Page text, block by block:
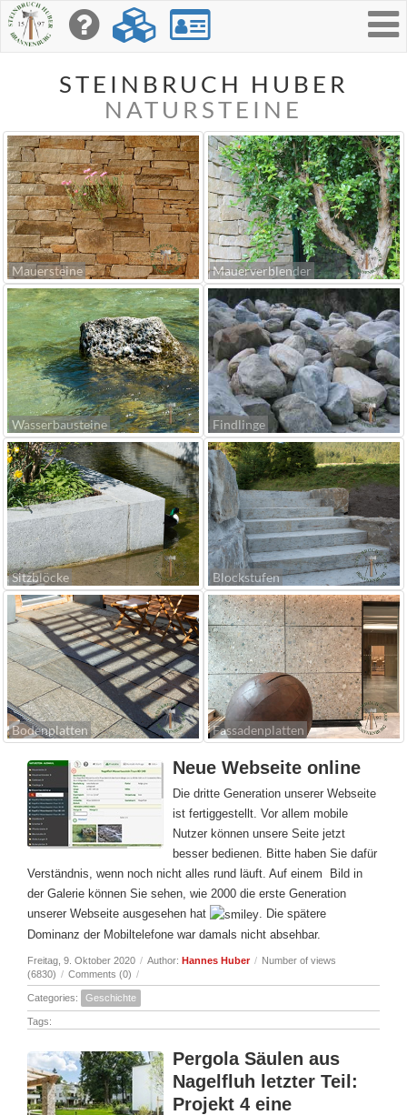
STEINBRUCH HUBER
NATURSTEINE
Mauersteine Mauerverblender
Wasserbausteine Findlinge
Sitzblöcke Blockstufen
Bodenplatten Fassadenplatten
Neue Webseite online
Die dritte Generation unserer Webseite
ist fertiggestellt. Vor allem mobile
Nutzer können unsere Seite jetzt
besser bedienen. Bitte haben Sie dafür
Verständnis, wenn noch nicht alles rund läuft. Auf einem Bild in
der Galerie können Sie sehen, wie 2000 die erste Generation
unserer Webseite ausgesehen hat
. Die spätere
Dominanz der Mobiltelefone war damals nicht absehbar.
Freitag, 9. Oktober 2020 / Author: Hannes Huber / Number of views
(6830) / Comments (0) /
Categories: Geschichte
Tags:
Pergola Säulen aus
Nagelfluh letzter Teil:
Projekt 4 eine